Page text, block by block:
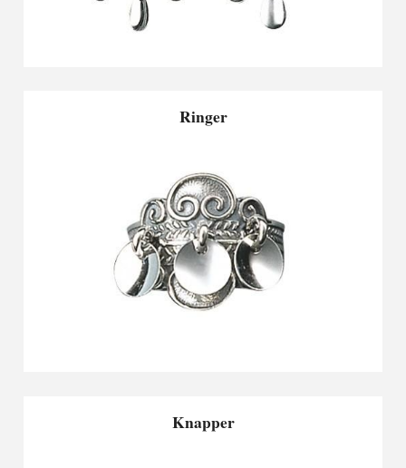
Ringer
Knapper